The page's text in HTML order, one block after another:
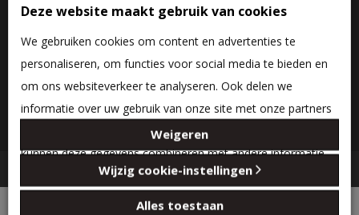
0 product(en) - €0,00
Boxspring Kristal - 2 persoons zonder matras
Deze website maakt gebruik van cookies
We gebruiken cookies om content en advertenties te
personaliseren, om functies voor social media te bieden en
om ons websiteverkeer te analyseren. Ook delen we
informatie over uw gebruik van onze site met onze partners
voor social media, adverteren en analyse. Deze partners
kunnen deze gegevens combineren met andere informatie
die u aan ze heeft verstrekt of die ze hebben verzameld op
basis van uw gebruik van hun services.
Weigeren
Wijzig cookie-instellingen
Alles toestaan